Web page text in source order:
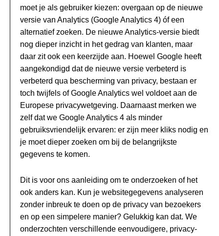
moet je als gebruiker kiezen: overgaan op de nieuwe
versie van Analytics (Google Analytics 4) óf een
alternatief zoeken. De nieuwe Analytics-versie biedt
nog dieper inzicht in het gedrag van klanten, maar
daar zit ook een keerzijde aan. Hoewel Google heeft
aangekondigd dat de nieuwe versie verbeterd is
verbeterd qua bescherming van privacy, bestaan er
toch twijfels of Google Analytics wel voldoet aan de
Europese privacywetgeving. Daarnaast merken we
zelf dat we Google Analytics 4 als minder
gebruiksvriendelijk ervaren: er zijn meer kliks nodig en
je moet dieper zoeken om bij de belangrijkste
gegevens te komen.
Dit is voor ons aanleiding om te onderzoeken of het
ook anders kan. Kun je websitegegevens analyseren
zonder inbreuk te doen op de privacy van bezoekers
en op een simpelere manier? Gelukkig kan dat. We
onderzochten verschillende eenvoudigere, privacy-